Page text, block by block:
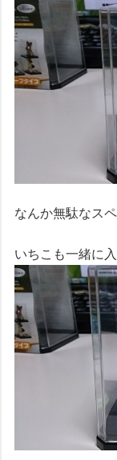
なんか無駄なス
いちこも一緒に